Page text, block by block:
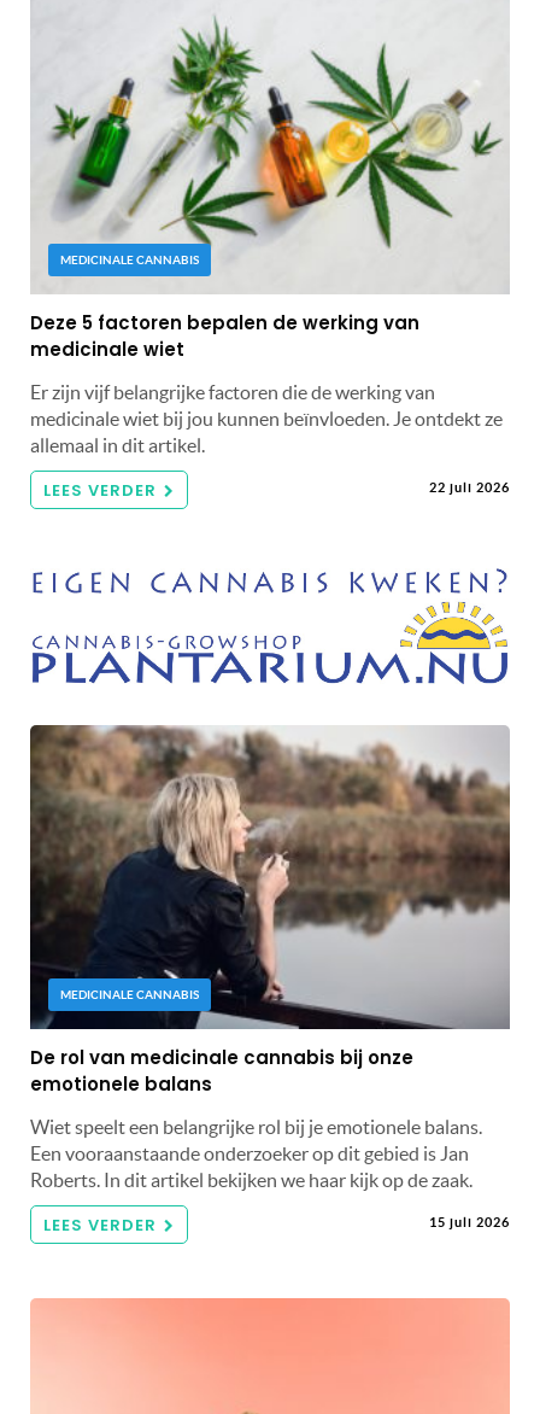
MEDICINALE CANNABIS
Deze 5 factoren bepalen de werking van
medicinale wiet
Er zijn vijf belangrijke factoren die de werking van
medicinale wiet bij jou kunnen beïnvloeden. Je ontdekt ze
allemaal in dit artikel.
LEES VERDER 22 juli 2026
MEDICINALE CANNABIS
De rol van medicinale cannabis bij onze
emotionele balans
Wiet speelt een belangrijke rol bij je emotionele balans.
Een vooraanstaande onderzoeker op dit gebied is Jan
Roberts. In dit artikel bekijken we haar kijk op de zaak.
LEES VERDER 15 juli 2026